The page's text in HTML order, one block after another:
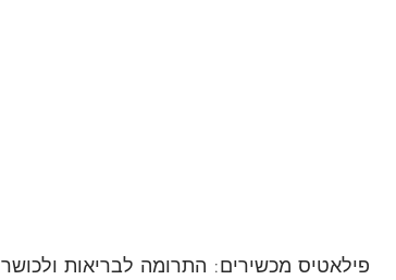
פילאטיס מכשירים: התרומה לבריאות ולכושר